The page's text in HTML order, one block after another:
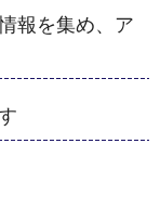
報を集め、ア